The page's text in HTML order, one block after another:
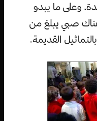
وعلى ما يبدو
هناك صبي يبلغ من
القديمة.